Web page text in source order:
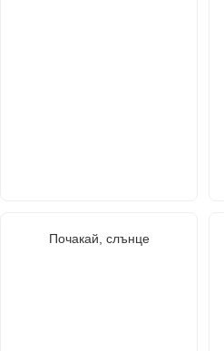
Почакай, слънце